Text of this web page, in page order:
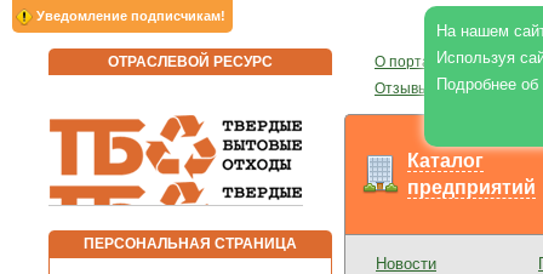
Уведомление подписчикам!
На нашем
Используя
Подробнее
ОТРАСЛЕВОЙ РЕСУРС О портале| О журнале|
Отзывы
| Реклама на
ПЕРСОНАЛЬНАЯ СТРАНИЦА
Каталог
предприятий
Новости